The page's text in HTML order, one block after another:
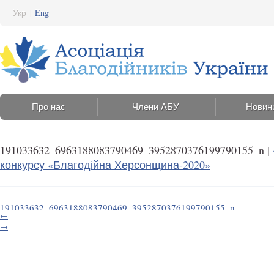
Укр | Eng
Про нас Члени АБУ
191033632_6963188083790469_3952870376199790155_n |
конкурсу «Благодійна Херсонщина-2020»
191033632_6963188083790469_3952870376199790155_n
30 Травня 2021 12:30
←
→